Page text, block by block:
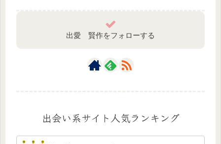
出愛 賢作をフォローする
出会い系サイト人気ランキング